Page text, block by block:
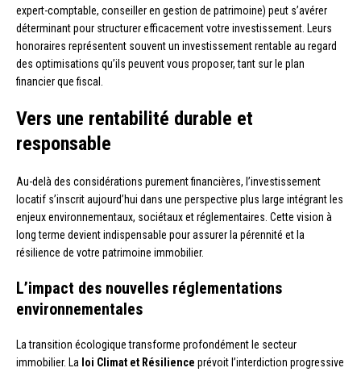
expert-comptable, conseiller en gestion de patrimoine) peut s’avérer
déterminant pour structurer efficacement votre investissement. Leurs
honoraires représentent souvent un investissement rentable au regard
des optimisations qu’ils peuvent vous proposer, tant sur le plan
financier que fiscal.
Vers une rentabilité durable et
responsable
Au-delà des considérations purement financières, l’investissement
locatif s’inscrit aujourd’hui dans une perspective plus large intégrant les
enjeux environnementaux, sociétaux et réglementaires. Cette vision à
long terme devient indispensable pour assurer la pérennité et la
résilience de votre patrimoine immobilier.
L’impact des nouvelles réglementations
environnementales
La transition écologique transforme profondément le secteur
immobilier. La loi Climat et Résilience prévoit l’interdiction progressive